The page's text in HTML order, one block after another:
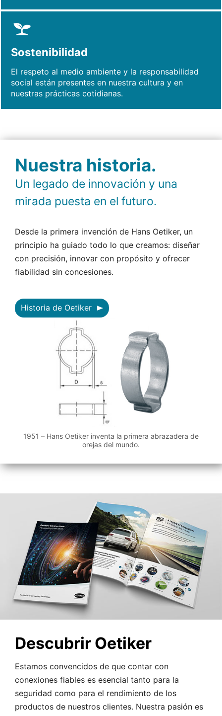
Sostenibilidad
El respeto al medio ambiente y la responsabilidad
social están presentes en nuestra cultura y en
nuestras prácticas cotidianas.
Nuestra historia.
Un legado de innovación y una
mirada puesta en el futuro.
Desde la primera invención de Hans Oetiker, un
principio ha guiado todo lo que creamos: diseñar
con precisión, innovar con propósito y ofrecer
fiabilidad sin concesiones.
Historia de Oetiker
1951 – Hans Oetiker inventa la primera abrazadera de
orejas del mundo.
Descubrir Oetiker
Estamos convencidos de que contar con
conexiones fiables es esencial tanto para la
seguridad como para el rendimiento de los
productos de nuestros clientes. Nuestra pasión es